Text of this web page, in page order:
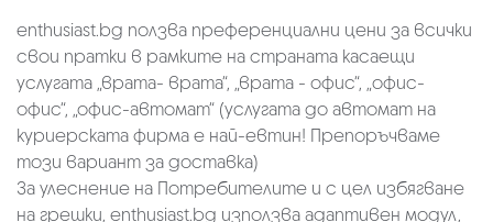
enthusiast.bg ползва преференциални цени за всички
свои пратки в рамките на страната касаещи
услугата „врата- врата“, „врата - офис“, „oфис-
офис“, „офис-автомат“ (услугата до автомат на
куриерската фирма е най-евтин! Препоръчваме
този вариант за доставка)
За улеснение на Потребителите и с цел избягване
на грешки, enthusiast.bg използва адаптивен модул,